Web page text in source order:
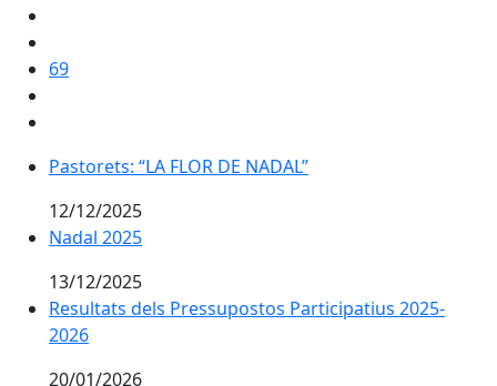
69
Pastorets: “LA FLOR DE NADAL”
Pastorets: “LA FLOR DE NADAL”
12/12/2025
Nadal 2025
Nadal 2025
13/12/2025
Resultats dels Pressupostos Participatius 2025-2026
Resultats dels Pressupostos Participatius 2025-
2026
20/01/2026